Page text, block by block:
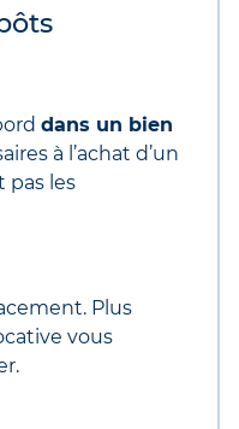
dans un bien
à l’achat d’un
pas les
Plus
vous